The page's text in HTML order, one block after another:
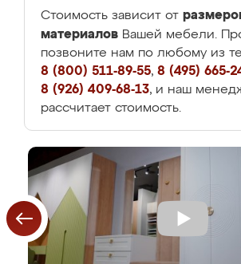
Стоимость зависит от
материалов Вашей мебели.
позвоните нам по любому из
8 (800) 511-89-55, 8 (495) 665-
8 (926) 409-68-13, и наш
рассчитает стоимость.